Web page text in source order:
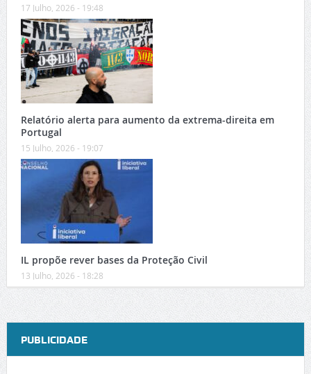
17 Julho, 2026 - 19:48
Relatório alerta para aumento da extrema-direita em
Portugal
15 Julho, 2026 - 19:07
IL propõe rever bases da Proteção Civil
13 Julho, 2026 - 18:28
PUBLICIDADE